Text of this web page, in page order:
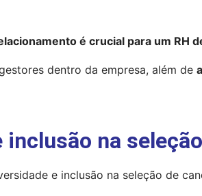
é crucial para um RH
dentro da empresa, além de
na
e inclusão na seleção de